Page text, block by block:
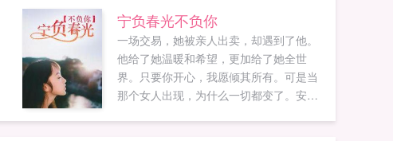
命。自打遇上了宇宙第一直男乔影帝之
后，怀疑人生的人却变成了她？？？恶龙
咆哮的楚小花我只想和你谈恋爱，你却想
和我谈演技？？？影帝弱小无助可怜我罩
的小花好像比我厉害，肿么办？...
宁负春光不负你
一场交易，她被亲人出卖，却遇到了他。
他给了她温暖和希望，更加给了她全世
界。只要你开心，我愿倾其所有。可是当
那个女人出现，为什么一切都变了。安筱